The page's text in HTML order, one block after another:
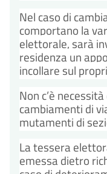
Nel caso di
comportano la
elettorale, sarà
residenza un
incollare sul
Non c’è
cambiamenti di
mutamenti di
La tessera
emessa dietro